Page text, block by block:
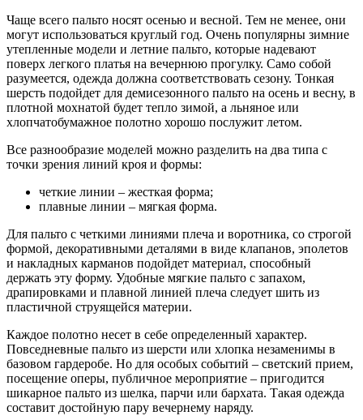
Чаще всего пальто носят осенью и весной. Тем не менее, они
могут использоваться круглый год. Очень популярны зимние
утепленные модели и летние пальто, которые надевают
поверх легкого платья на вечернюю прогулку. Само собой
разумеется, одежда должна соответствовать сезону. Тонкая
шерсть подойдет для демисезонного пальто на осень и весну, в
плотной мохнатой будет тепло зимой, а льняное или
хлопчатобумажное полотно хорошо послужит летом.
Все разнообразие моделей можно разделить на два типа с
точки зрения линий кроя и формы:
четкие линии – жесткая форма;
плавные линии – мягкая форма.
Для пальто с четкими линиями плеча и воротника, со строгой
формой, декоративными деталями в виде клапанов, эполетов
и накладных карманов подойдет материал, способный
держать эту форму. Удобные мягкие пальто с запахом,
драпировками и плавной линией плеча следует шить из
пластичной струящейся материи.
Каждое полотно несет в себе определенный характер.
Повседневные пальто из шерсти или хлопка незаменимы в
базовом гардеробе. Но для особых событий – светский прием,
посещение оперы, публичное мероприятие – пригодится
шикарное пальто из шелка, парчи или бархата. Такая одежда
составит достойную пару вечернему наряду.